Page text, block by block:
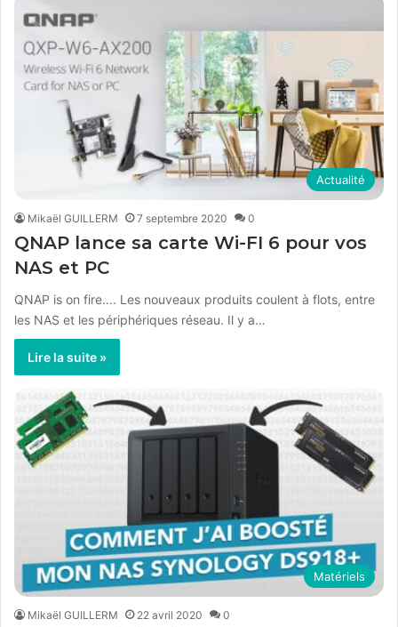
Actualité
Mikaël GUILLERM 7 septembre 2020 0
QNAP lance sa carte Wi-FI 6 pour vos
NAS et PC
QNAP is on fire…. Les nouveaux produits coulent à flots, entre
les NAS et les périphériques réseau. Il y a…
Lire la suite »
Matériels
Mikaël GUILLERM 22 avril 2020 0